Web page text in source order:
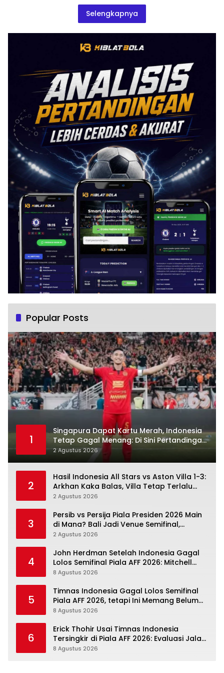
Selengkapnya
Popular Posts
1
Singapura Dapat Kartu Merah, Indonesia
Tetap Gagal Menang: Di Sini Pertandingan
Berbelok
2 Agustus 2026
2
Hasil Indonesia All Stars vs Aston Villa 1-3:
Arkhan Kaka Balas, Villa Tetap Terlalu
Rapi
2 Agustus 2026
3
Persib vs Persija Piala Presiden 2026 Main
di Mana? Bali Jadi Venue Semifinal,
Ritmenya Beda
2 Agustus 2026
4
John Herdman Setelah Indonesia Gagal
Lolos Semifinal Piala AFF 2026: Mitchell
Baker Menjanjikan, Pemain Senior Terpukul
8 Agustus 2026
5
Timnas Indonesia Gagal Lolos Semifinal
Piala AFF 2026, tetapi Ini Memang Belum
Garis Akhir
8 Agustus 2026
6
Erick Thohir Usai Timnas Indonesia
Tersingkir di Piala AFF 2026: Evaluasi Jalan,
Agenda Berikutnya Menunggu
8 Agustus 2026